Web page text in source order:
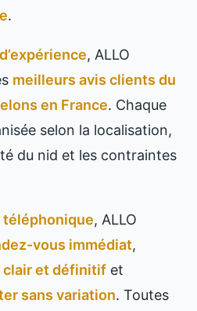
.
, ALLO
meilleurs avis clients du
en France. Chaque
selon la localisation,
du nid et les contraintes
téléphonique, ALLO
vous immédiat,
clair et définitif et
sans variation. Toutes